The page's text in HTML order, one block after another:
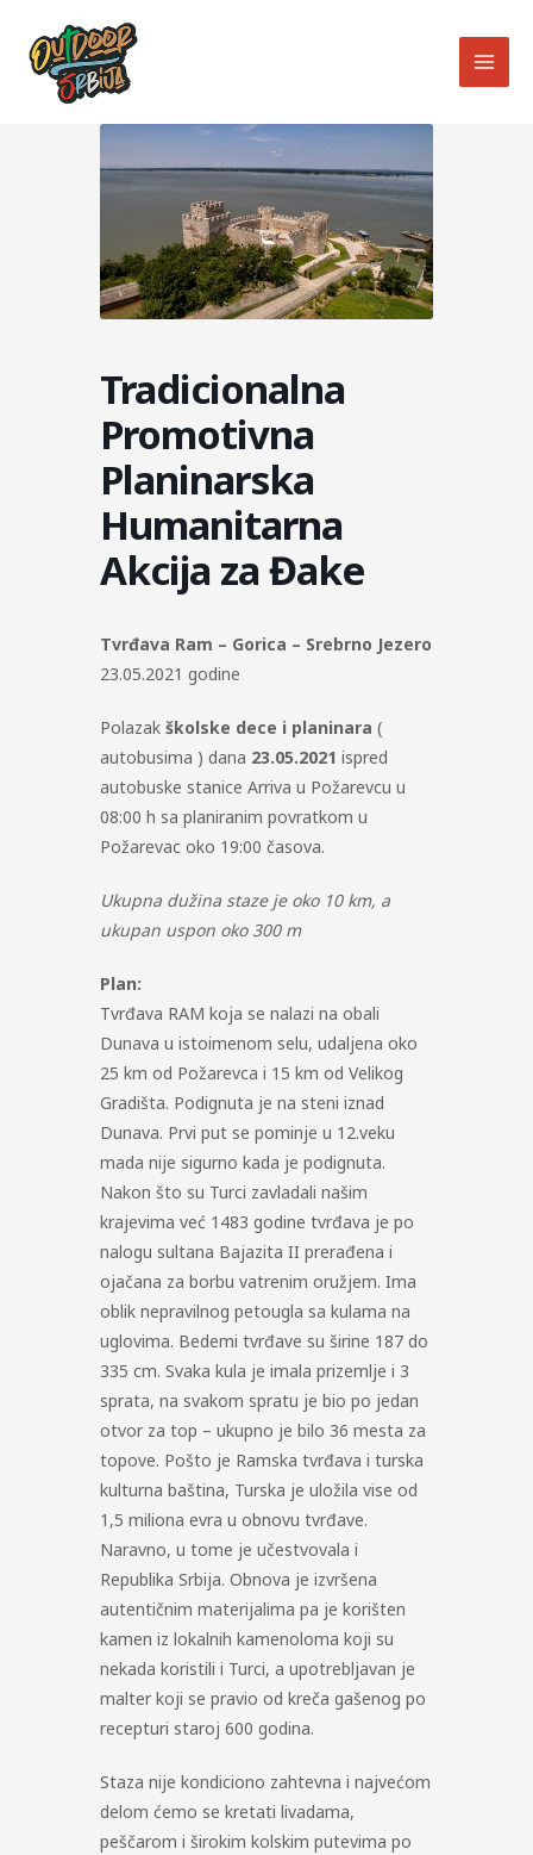
content
Tradicionalna
Promotivna
Planinarska
Humanitarna
Akcija za Đake
Tvrđava Ram – Gorica – Srebrno Jezero
23.05.2021 godine
Polazak školske dece i planinara (
autobusima ) dana 23.05.2021 ispred
autobuske stanice Arriva u Požarevcu u
08:00 h sa planiranim povratkom u
Požarevac oko 19:00 časova.
Ukupna dužina staze je oko 10 km, a
ukupan uspon oko 300 m
Plan:
Tvrđava RAM koja se nalazi na obali
Dunava u istoimenom selu, udaljena oko
25 km od Požarevca i 15 km od Velikog
Gradišta. Podignuta je na steni iznad
Dunava. Prvi put se pominje u 12.veku
mada nije sigurno kada je podignuta.
Nakon što su Turci zavladali našim
krajevima već 1483 godine tvrđava je po
nalogu sultana Bajazita II prerađena i
ojačana za borbu vatrenim oružjem. Ima
oblik nepravilnog petougla sa kulama na
uglovima. Bedemi tvrđave su širine 187 do
335 cm. Svaka kula je imala prizemlje i 3
sprata, na svakom spratu je bio po jedan
otvor za top – ukupno je bilo 36 mesta za
topove. Pošto je Ramska tvrđava i turska
kulturna baština, Turska je uložila vise od
1,5 miliona evra u obnovu tvrđave.
Naravno, u tome je učestvovala i
Republika Srbija. Obnova je izvršena
autentičnim materijalima pa je korišten
kamen iz lokalnih kamenoloma koji su
nekada koristili i Turci, a upotrebljavan je
malter koji se pravio od kreča gašenog po
recepturi staroj 600 godina.
Staza nije kondiciono zahtevna i najvećom
delom ćemo se kretati livadama,
peščarom i širokim kolskim putevima po